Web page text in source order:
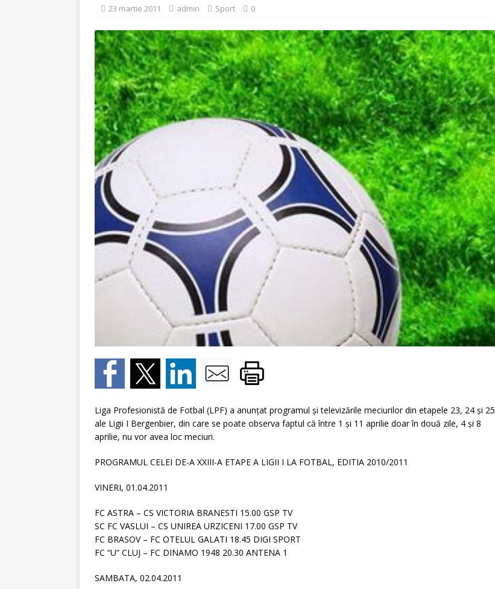
23 martie 2011 admin Sport 0
Liga Profesionistă de Fotbal (LPF) a anunţat programul şi televizările meciurilor din etapele 23, 24 şi 25
ale Ligii I Bergenbier, din care se poate observa faptul că între 1 şi 11 aprilie doar în două zile, 4 şi 8
aprilie, nu vor avea loc meciuri.
PROGRAMUL CELEI DE-A XXIII-A ETAPE A LIGII I LA FOTBAL, EDITIA 2010/2011
VINERI, 01.04.2011
FC ASTRA – CS VICTORIA BRANESTI 15.00 GSP TV
SC FC VASLUI – CS UNIREA URZICENI 17.00 GSP TV
FC BRASOV – FC OTELUL GALATI 18.45 DIGI SPORT
FC “U” CLUJ – FC DINAMO 1948 20.30 ANTENA 1
SAMBATA, 02.04.2011